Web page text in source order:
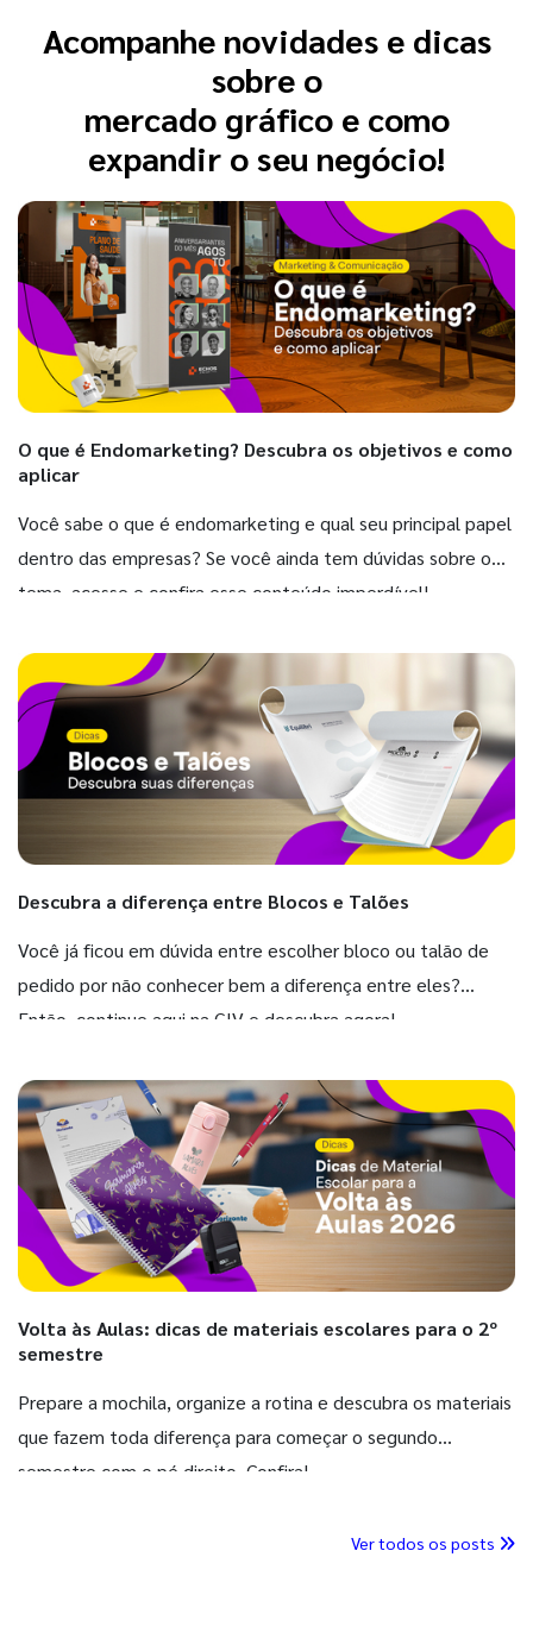
Acompanhe novidades e dicas
sobre o
mercado gráfico e como
expandir o seu negócio!
O que é Endomarketing? Descubra os objetivos e como
aplicar
Você sabe o que é endomarketing e qual seu principal papel
dentro das empresas? Se você ainda tem dúvidas sobre o
tema, acesse e confira esse conteúdo imperdível!
Descubra a diferença entre Blocos e Talões
Você já ficou em dúvida entre escolher bloco ou talão de
pedido por não conhecer bem a diferença entre eles?
Então, continue aqui na GIV e descubra agora!
Volta às Aulas: dicas de materiais escolares para o 2º
semestre
Prepare a mochila, organize a rotina e descubra os materiais
que fazem toda diferença para começar o segundo
semestre com o pé direito. Confira!
Ver todos os posts